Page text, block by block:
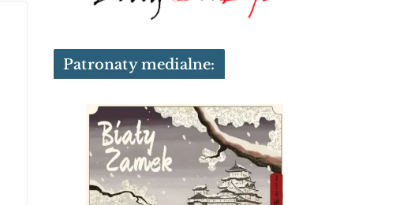
Patronaty medialne: